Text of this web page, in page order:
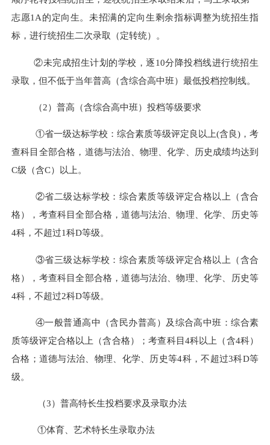
志愿1A的定向生。未招满的定向生剩余指标调整为统招生指
标，进行统招生二次录取（定转统）。
②未完成招生计划的学校，逐10分降投档线进行统招生
录取，但不低于当年普高（含综合高中班）最低投档控制线。
（2）普高（含综合高中班）投档等级要求
①省一级达标学校：综合素质等级评定良以上(含良)，考
查科目全部合格，道德与法治、物理、化学、历史成绩均达到
C级（含C）以上。
②省二级达标学校：综合素质等级评定合格以上（含合
格），考查科目全部合格，道德与法治、物理、化学、历史等
4科，不超过1科D等级。
③省三级达标学校：综合素质等级评定合格以上（含合
格），考查科目全部合格，道德与法治、物理、化学、历史等
4科，不超过2科D等级。
④一般普通高中（含民办普高） 及综合高中班 ：综合素
质等级评定合格以上（含合格）；考查科目4科以上（含4科）
合格；道德与法治、物理、化学、历史等4科，不超过3科D等
级。
（3）普高特长生投档要求及录取办法
①体育、艺术特长生录取办法